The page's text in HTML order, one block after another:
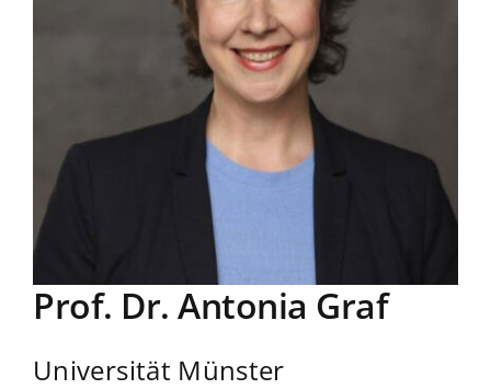
Prof. Dr. Antonia Graf
Universität Münster